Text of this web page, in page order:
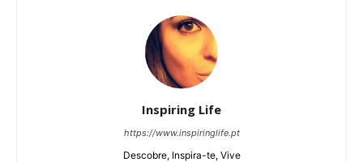
Inspiring Life
https://www.inspiringlife.pt
Descobre, Inspira-te, Vive